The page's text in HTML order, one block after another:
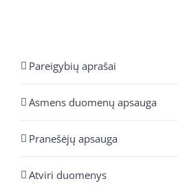
Pareigybių aprašai
Asmens duomenų apsauga
Pranešėjų apsauga
Atviri duomenys